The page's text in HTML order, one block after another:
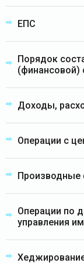
ЕПС
Порядок
(финансовой)
Доходы,
Операции с
Производные
Операции по
управления